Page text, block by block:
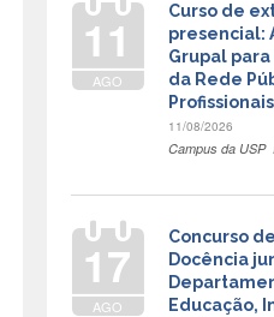
11
AGO
Curso de
presencial:
Grupal
da Rede
11/08/2026
Campus da USP
17
AGO
Concurso
Docência
Educação,